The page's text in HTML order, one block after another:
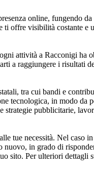
online, fungendo
offre visibilità costante e
attività a Racconigi ha
a raggiungere i risultati
tra cui bandi e
tecnologica, in modo da
pubblicitarie,
tue necessità. Nel caso
in grado di
sito. Per ulteriori dettagli